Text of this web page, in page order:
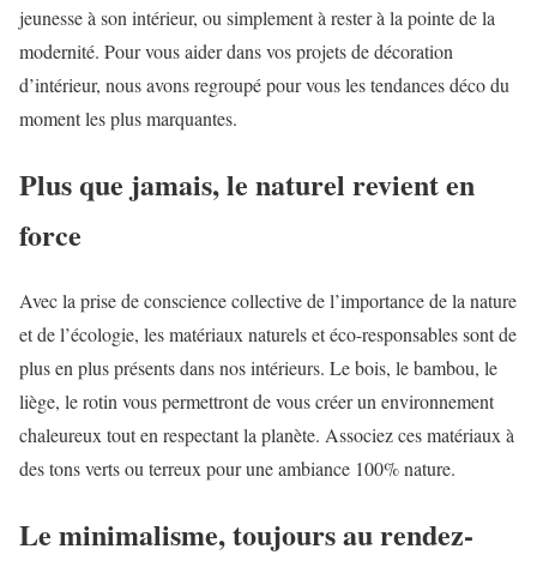
jeunesse à son intérieur, ou simplement à rester à la pointe de la
modernité. Pour vous aider dans vos projets de décoration
d’intérieur, nous avons regroupé pour vous les tendances déco du
moment les plus marquantes.
Plus que jamais, le naturel revient en
force
Avec la prise de conscience collective de l’importance de la nature
et de l’écologie, les matériaux naturels et éco-responsables sont de
plus en plus présents dans nos intérieurs. Le bois, le bambou, le
liège, le rotin vous permettront de vous créer un environnement
chaleureux tout en respectant la planète. Associez ces matériaux à
des tons verts ou terreux pour une ambiance 100% nature.
Le minimalisme, toujours au rendez-